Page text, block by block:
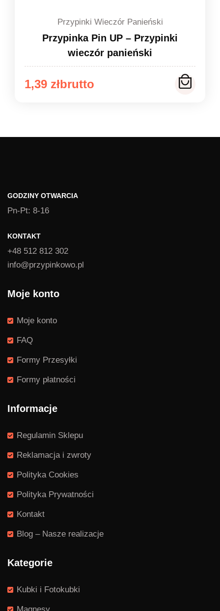
Przypinki Wieczór Panieński
Przypinka Pin UP – Przypinki
wieczór panieński
1,39 zł
Zakres
1,39 zł
GODZINY OTWARCIA
Pn-Pt: 8-16
KONTAKT
+48 512 812 302
info@przypinkowo.pl
Moje konto
Moje konto
FAQ
Formy Przesyłki
Formy płatności
Informacje
Regulamin Sklepu
Reklamacja i zwroty
Polityka Cookies
Polityka Prywatności
Kontakt
Blog – Nasze realizacje
Kategorie
Kubki i Fotokubki
Magnesy